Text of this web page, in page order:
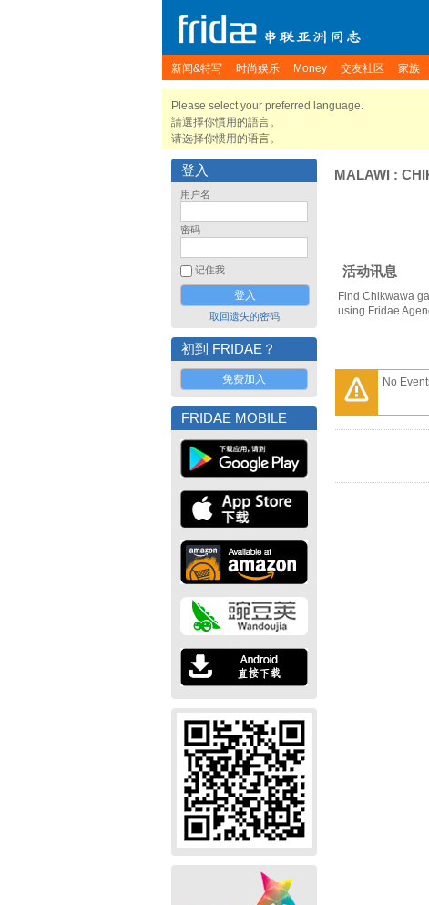
新闻&特写 时尚娱乐 Money 交友社区 家族
Please select your preferred language.
請選擇你慣用的語言。
请选择你惯用的语言。
登入
用户名
密码
记住我
取回遗失的密码
初到 FRIDAE？
免费加入
FRIDAE MOBILE
MALAWI :
活动讯息
Find Chikwawa
using Fridae
No